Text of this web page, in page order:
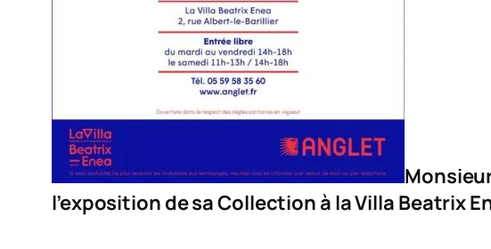
l’exposition de sa Collection à la Villa Beatrix